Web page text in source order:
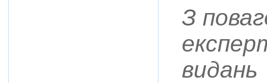
З
видань